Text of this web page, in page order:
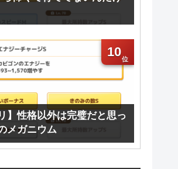
10
】性格以外は完璧だと思っ
メガニウム